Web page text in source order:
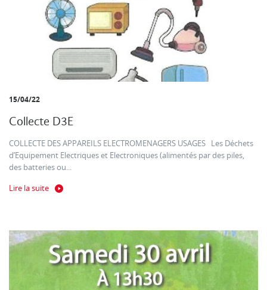
15/04/22
Collecte D3E
COLLECTE DES APPAREILS ELECTROMENAGERS USAGES Les Déchets
d’Equipement Electriques et Electroniques (alimentés par des piles,
des batteries ou...
Lire la suite